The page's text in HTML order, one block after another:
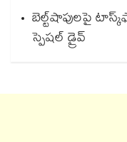
బెల్ట్‌‌‌‌‌‌‌‌‌‌‌‌‌‌‌‌‌‌‌‌‌‌‌‌‌‌‌‌‌‌‌‌షాపులపై
స్పెషల్ డ్రైవ్‌‌‌‌‌‌‌‌‌‌‌‌‌‌‌‌‌‌‌‌‌‌‌‌‌‌‌‌‌‌‌‌